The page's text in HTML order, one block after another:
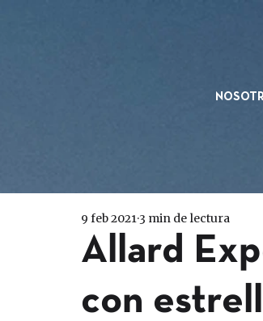
Allard
con
9 feb 2021 3 min de lectura